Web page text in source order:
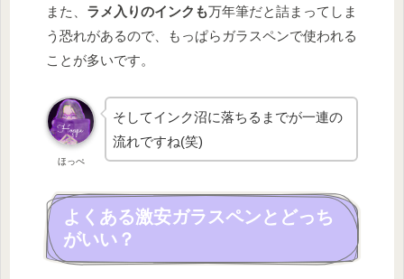
また、 ラメ入りのインクも万年筆だと詰まってしま
う恐れがあるので、もっぱらガラスペンで使われる
ことが多いです。
ほっぺ
そしてインク沼に落ちるまでが一連の
流れですね(笑)
よくある激安ガラスペンとどっち
がいい？